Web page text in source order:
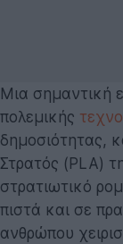
Μια σημαντική
πολεμικής
δημοσιότητας,
Στρατός (PLA)
στρατιωτικό
πιστά και σε
ανθρώπου